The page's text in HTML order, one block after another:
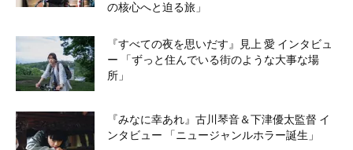
の核心へと迫る旅」
『すべての夜を思いだす』見上 愛 インタビュ
ー 「ずっと住んでいる街のような大事な場
所」
『みなに幸あれ』古川琴音＆下津優太監督 イ
ンタビュー 「ニュージャンルホラー誕生」